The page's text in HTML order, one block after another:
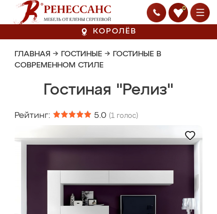
0
КОРОЛЁВ
ГЛАВНАЯ → ГОСТИНЫЕ → ГОСТИНЫЕ В
СОВРЕМЕННОМ СТИЛЕ
Гостиная "Релиз"
Рейтинг: 5.0 (1 голос)